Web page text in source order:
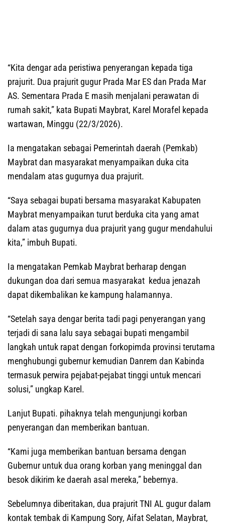
“Kita dengar ada peristiwa penyerangan kepada tiga
prajurit. Dua prajurit gugur Prada Mar ES dan Prada Mar
AS. Sementara Prada E masih menjalani perawatan di
rumah sakit,” kata Bupati Maybrat, Karel Morafel kepada
wartawan, Minggu (22/3/2026).
Ia mengatakan sebagai Pemerintah daerah (Pemkab)
Maybrat dan masyarakat menyampaikan duka cita
mendalam atas gugurnya dua prajurit.
“Saya sebagai bupati bersama masyarakat Kabupaten
Maybrat menyampaikan turut berduka cita yang amat
dalam atas gugurnya dua prajurit yang gugur mendahului
kita,” imbuh Bupati.
Ia mengatakan Pemkab Maybrat berharap dengan
dukungan doa dari semua masyarakat kedua jenazah
dapat dikembalikan ke kampung halamannya.
“Setelah saya dengar berita tadi pagi penyerangan yang
terjadi di sana lalu saya sebagai bupati mengambil
langkah untuk rapat dengan forkopimda provinsi terutama
menghubungi gubernur kemudian Danrem dan Kabinda
termasuk perwira pejabat-pejabat tinggi untuk mencari
solusi,” ungkap Karel.
Lanjut Bupati. pihaknya telah mengunjungi korban
penyerangan dan memberikan bantuan.
“Kami juga memberikan bantuan bersama dengan
Gubernur untuk dua orang korban yang meninggal dan
besok dikirim ke daerah asal mereka,” bebernya.
Sebelumnya diberitakan, dua prajurit TNI AL gugur dalam
kontak tembak di Kampung Sory, Aifat Selatan, Maybrat,